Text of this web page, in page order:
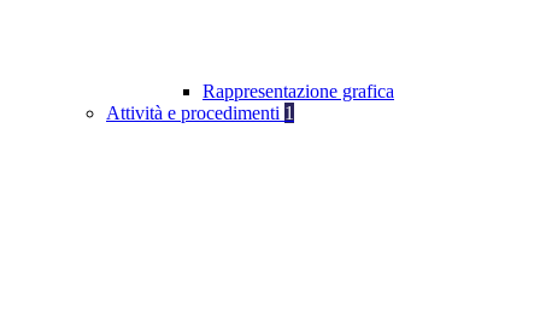
Rappresentazione grafica
Attività e procedimenti 1